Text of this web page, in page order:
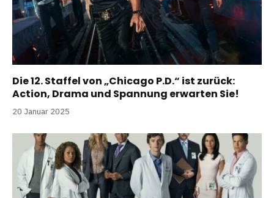
Die 12. Staffel von „Chicago P.D.“ ist zurück:
Action, Drama und Spannung erwarten Sie!
20 Januar 2025